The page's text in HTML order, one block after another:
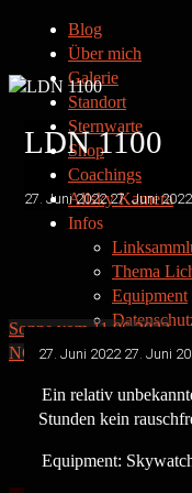
Blog
Über mich
Galerie
Standort
Sternwarte
Shop
Coachings
Allsky Kamera
Infos
Thema
Equipment
LDN 1100
27. Juni 202227. Juni 2022
Sonne vom 11.06.2022
NGC7822 – in HOO und
27. Juni 2022 27. Juni
Ein relativ
Stunden kein
Equipment: